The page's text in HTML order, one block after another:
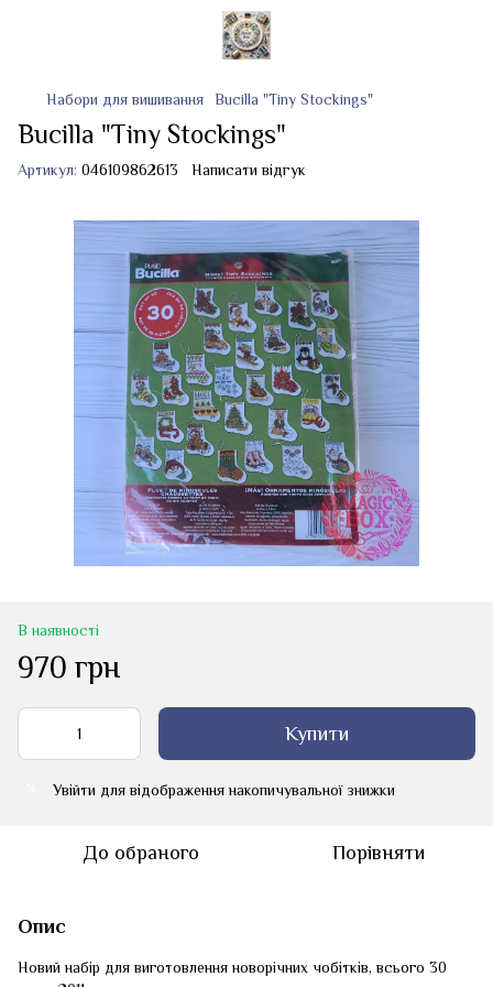
Набори для вишивання Bucilla "Tiny Stockings"
Bucilla "Tiny Stockings"
Артикул: 046109862613 Написати відгук
В наявності
970 грн
Купити
Увійти для відображення накопичувальної знижки
До обраного Порівняти
Опис
Новий набір для виготовлення новорічних чобітків, всього 30